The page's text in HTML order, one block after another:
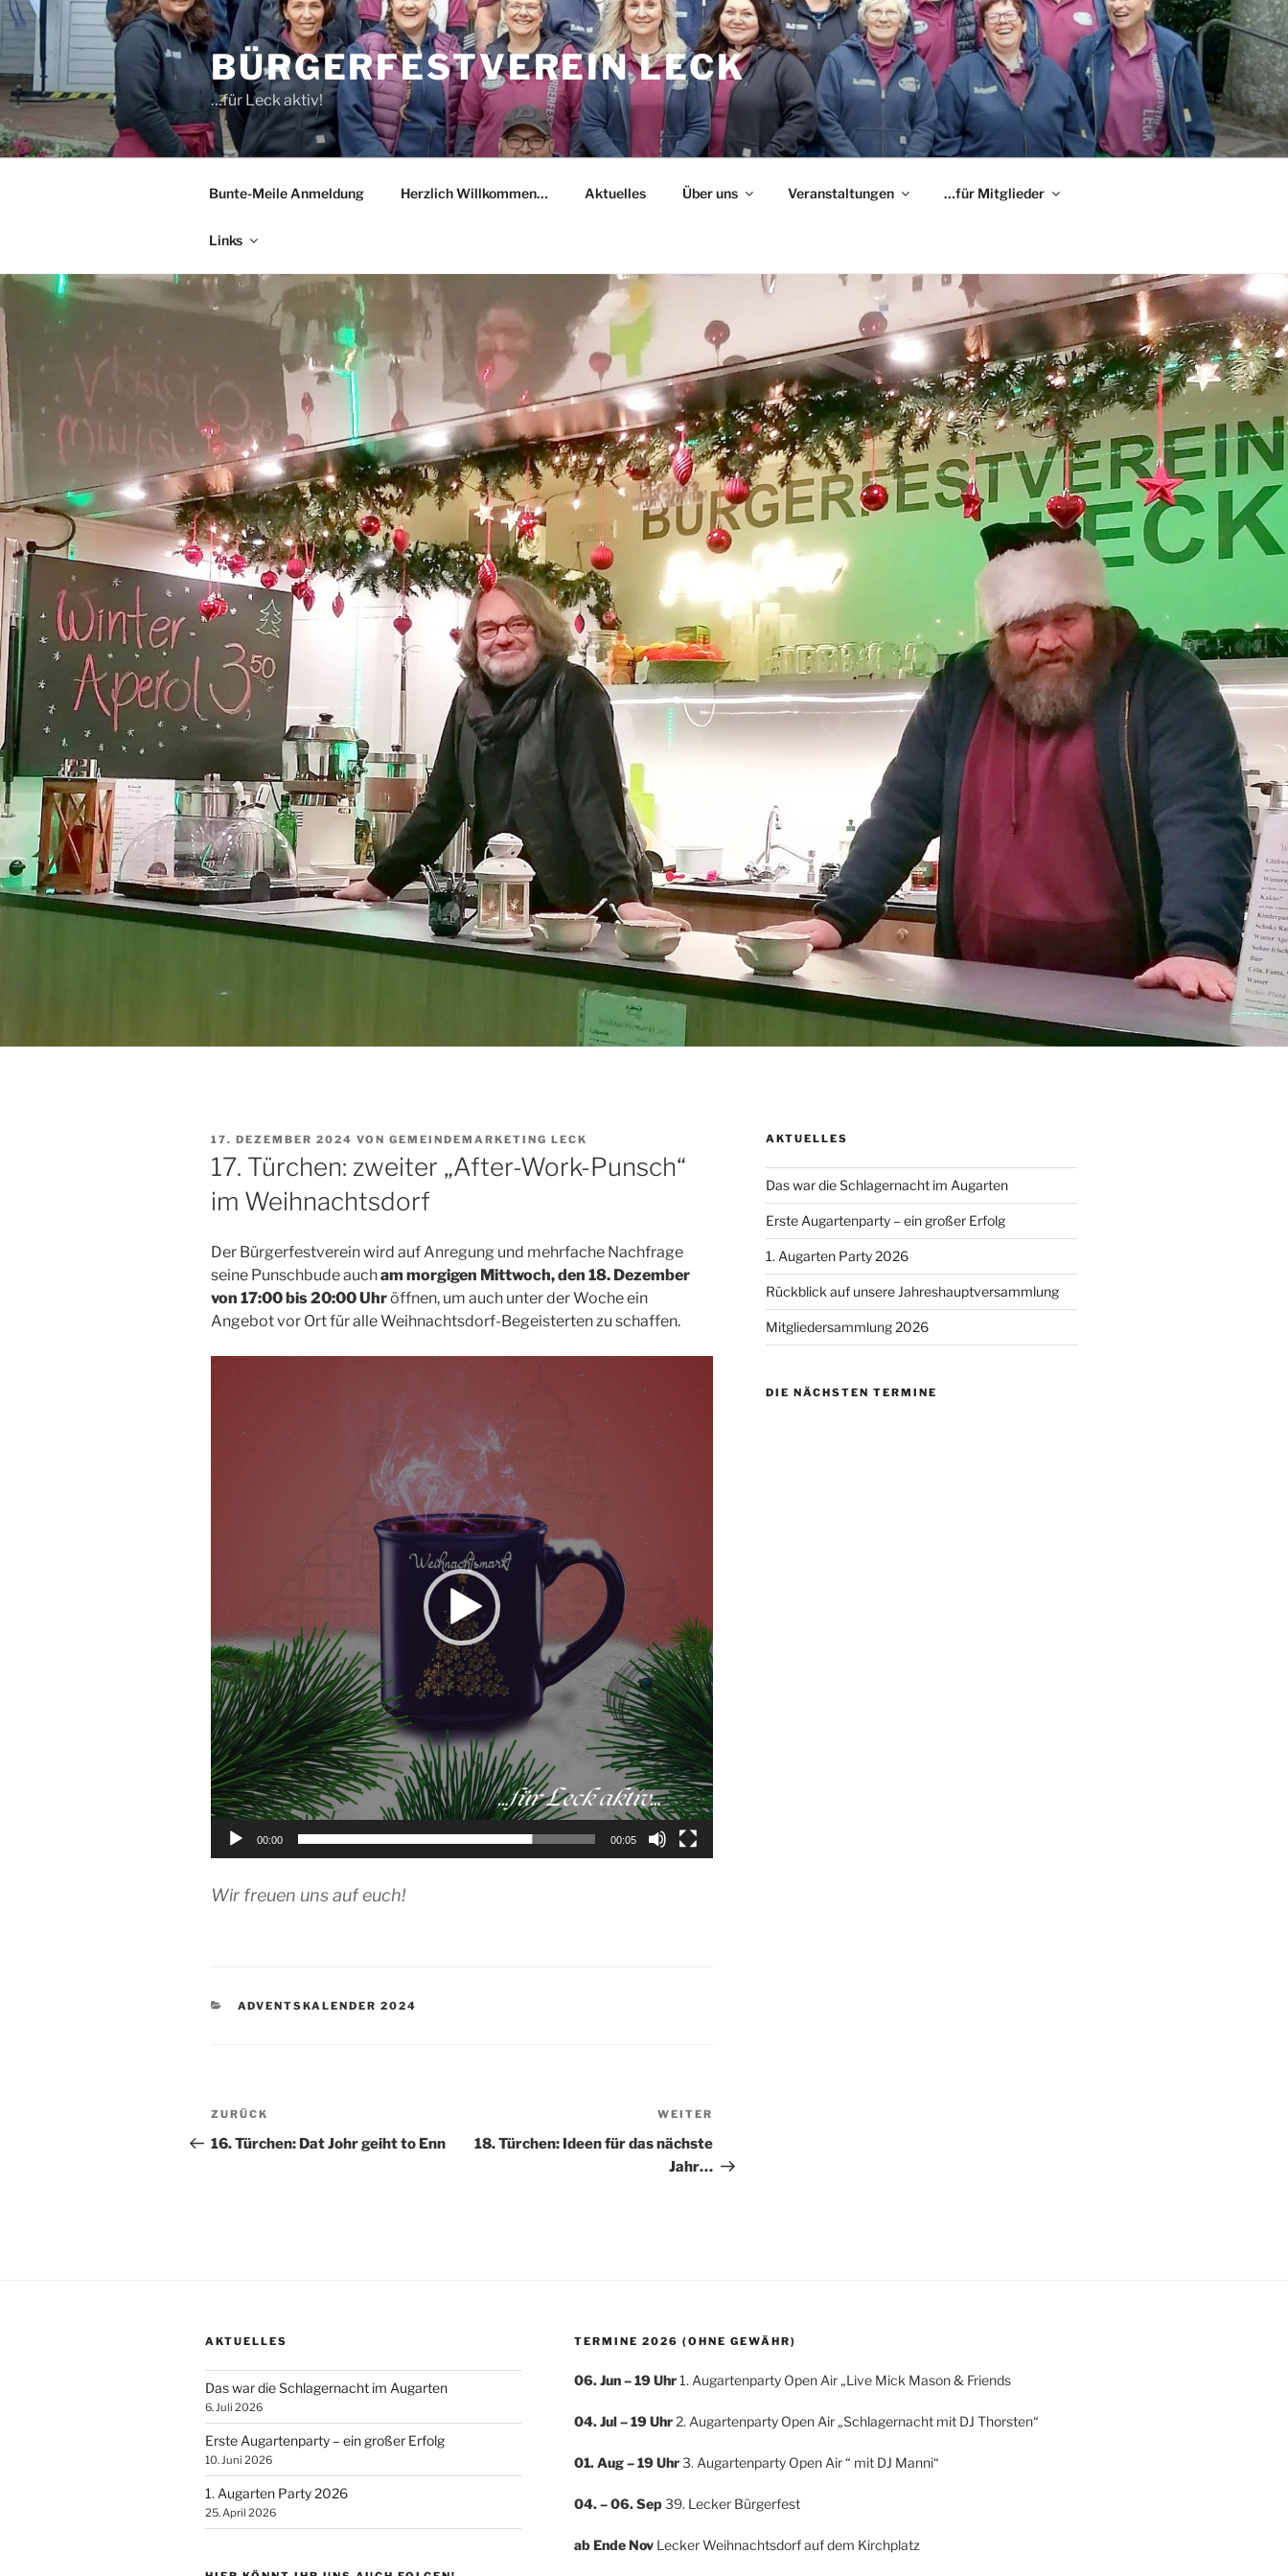
Zum
Inhalt
springen
BÜRGERFESTVEREIN LECK
…für Leck aktiv!
Bunte-Meile Anmeldung Herzlich Willkommen… Aktuelles Über uns Veranstaltungen …für Mitglieder
Links
VERÖFFENTLICHT
AM
17. DEZEMBER 2024 VON GEMEINDEMARKETING LECK
17. Türchen: zweiter „After-Work-Punsch“
im Weihnachtsdorf
Der Bürgerfestverein wird auf Anregung und mehrfache Nachfrage
seine Punschbude aucham morgigen Mittwoch, den 18. Dezember
von 17:00 bis 20:00 Uhröffnen, um auch unter der Woche ein
Angebot vor Ort für alle Weihnachtsdorf-Begeisterten zu schaffen.
Video-
Player
00:00 00:05
Wir freuen uns auf euch!
KATEGORIEN
ADVENTSKALENDER 2024
Beitragsnavigation
Vorheriger
Beitrag
ZURÜCK
16. Türchen: Dat Johr geiht to Enn
Beitrag
WEITER
18. Türchen: Ideen für das nächste
Jahr…
AKTUELLES
Das war die Schlagernacht im Augarten
Erste Augartenparty – ein großer Erfolg
1. Augarten Party 2026
Rückblick auf unsere Jahreshauptversammlung
Mitgliedersammlung 2026
DIE NÄCHSTEN TERMINE
AKTUELLES
Das war die Schlagernacht im Augarten
6. Juli 2026
Erste Augartenparty – ein großer Erfolg
10. Juni 2026
1. Augarten Party 2026
25. April 2026
TERMINE 2026 (OHNE GEWÄHR)
06. Jun – 19 Uhr1. Augartenparty Open Air „Live Mick Mason & Friends
04. Jul– 19 Uhr2. Augartenparty Open Air „Schlagernacht mit DJ Thorsten“
01. Aug – 19 Uhr3. Augartenparty Open Air “ mit DJ Manni“
04. – 06. Sep39. Lecker Bürgerfest
ab Ende Nov Lecker Weihnachtsdorf auf dem Kirchplatz